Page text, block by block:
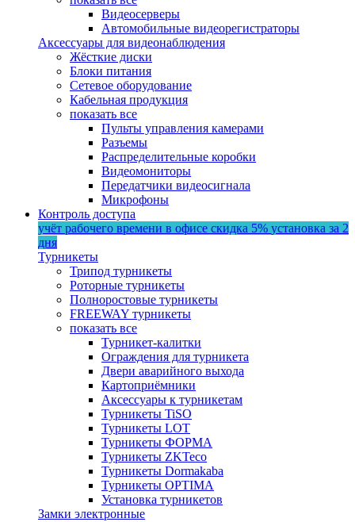
Видеосерверы
Автомобильные видеорегистраторы
Аксессуары для видеонаблюдения
Жёсткие диски
Блоки питания
Сетевое оборудование
Кабельная продукция
показать все
Пульты управления камерами
Разъемы
Распределительные коробки
Видеомониторы
Передатчики видеосигнала
Микрофоны
Контроль доступа
учёт рабочего времени в офисе скидка 5% установка за 2
дня
Турникеты
Трипод турникеты
Роторные турникеты
Полноростовые турникеты
FREEWAY турникеты
показать все
Турникет-калитки
Ограждения для турникета
Двери аварийного выхода
Картоприёмники
Аксессуары к турникетам
Турникеты TiSO
Турникеты LOT
Турникеты ФОРМА
Турникеты ZKTeco
Турникеты Dormakaba
Турникеты OPTIMA
Установка турникетов
Замки электронные